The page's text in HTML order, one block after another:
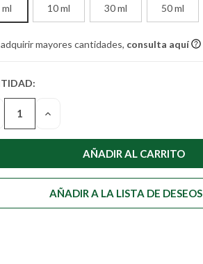
ml 10 ml 30 ml 50 ml
adquirir mayores cantidades, consulta aquí
DE
AUMENTAR
DE
UNDEFINED
AÑADIR A LA LISTA DE DESEOS